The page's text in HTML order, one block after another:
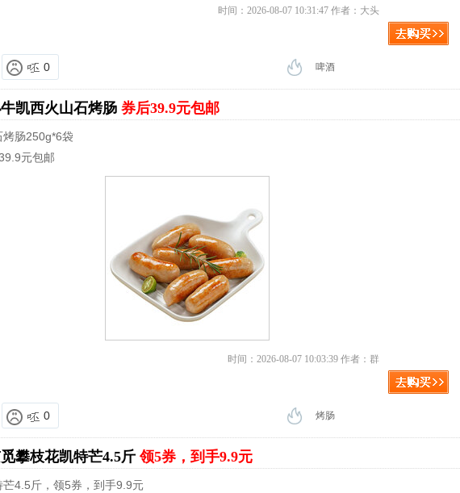
时间：2026-08-07 10:31:47 作者：大头
0 啤酒
凯西火山石烤肠 券后39.9元包邮
肠250g*6袋
元包邮
时间：2026-08-07 10:03:39 作者：群
0 烤肠
攀枝花凯特芒4.5斤领5券，到手9.9元
4.5斤，领5券，到手9.9元